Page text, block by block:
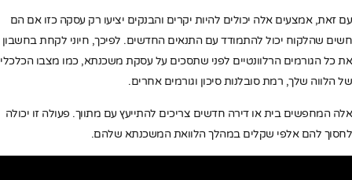
עם זאת, אמצעים אלה יכולים להיות יקרים והבנקים יציעו רק עסקה כזו אם הם
חשים שהלקוח יכול להתמודד עם התנאים החדשים. לפיכך, חיוני לקחת בחשבון
את כל הגורמים הרלוונטיים לפני שתסכים על עסקת משכנתא, כמו מצבו הכלכלי
של הלווה שלך, רמת סובלנות סיכון וגורמים אחרים.
אלה המחפשים בית או דירה חדשים צריכים להתייעץ עם מתווך. פעולה זו יכולה
לחסוך להם אלפי שקלים במהלך הלוואת המשכנתא שלהם.